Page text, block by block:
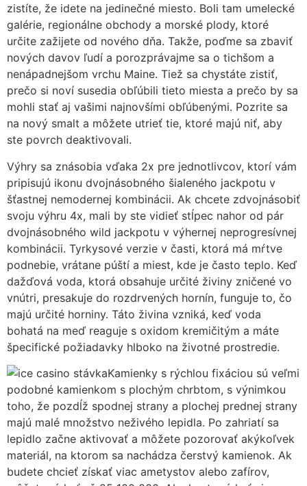
zistíte, že idete na jedinečné miesto. Boli tam umelecké
galérie, regionálne obchody a morské plody, ktoré
určite zažijete od nového dňa. Takže, poďme sa zbaviť
nových davov ľudí a porozprávajme sa o tichšom a
nenápadnejšom vrchu Maine. Tiež sa chystáte zistiť,
prečo si noví susedia obľúbili tieto miesta a prečo by sa
mohli stať aj vašimi najnovšími obľúbenými. Pozrite sa
na nový smalt a môžete utrieť tie, ktoré majú niť, aby
ste povrch deaktivovali.
Výhry sa znásobia vďaka 2x pre jednotlivcov, ktorí vám
pripisujú ikonu dvojnásobného šialeného jackpotu v
šťastnej nemodernej kombinácii. Ak chcete zdvojnásobiť
svoju výhru 4x, mali by ste vidieť stĺpec nahor od pár
dvojnásobného wild jackpotu v výhernej neprogresívnej
kombinácii. Tyrkysové verzie v časti, ktorá má mŕtve
podnebie, vrátane púští a miest, kde je často teplo. Keď
dažďová voda, ktorá obsahuje určité živiny zničené vo
vnútri, presakuje do rozdrvených hornín, funguje to, čo
majú určité horniny. Táto živina vzniká, keď voda
bohatá na meď reaguje s oxidom kremičitým a máte
špecifické požiadavky hlboko na životné prostredie.
Kamienky s rýchlou fixáciou sú veľmi
podobné kamienkom s plochým chrbtom, s výnimkou
toho, že pozdĺž spodnej strany a plochej prednej strany
majú malé množstvo neživého lepidla. Po zahriatí sa
lepidlo začne aktivovať a môžete pozorovať akýkoľvek
materiál, na ktorom sa nachádza čerstvý kamienok. Ak
budete chcieť získať viac ametystov alebo zafírov,